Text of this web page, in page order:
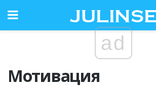
ad
Мотивация